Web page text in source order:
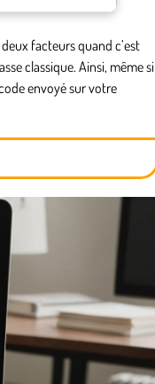
facteurs quand c’est
classique. Ainsi, même si
envoyé sur votre